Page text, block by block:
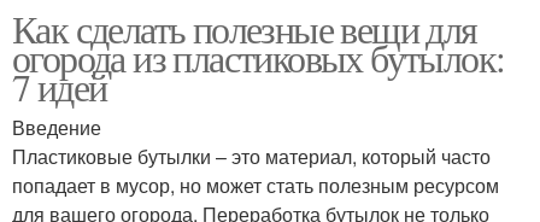
Как сделать полезные вещи для
огорода из пластиковых бутылок:
7 идей
Введение
Пластиковые бутылки – это материал, который часто
попадает в мусор, но может стать полезным ресурсом
для вашего огорода. Переработка бутылок не только